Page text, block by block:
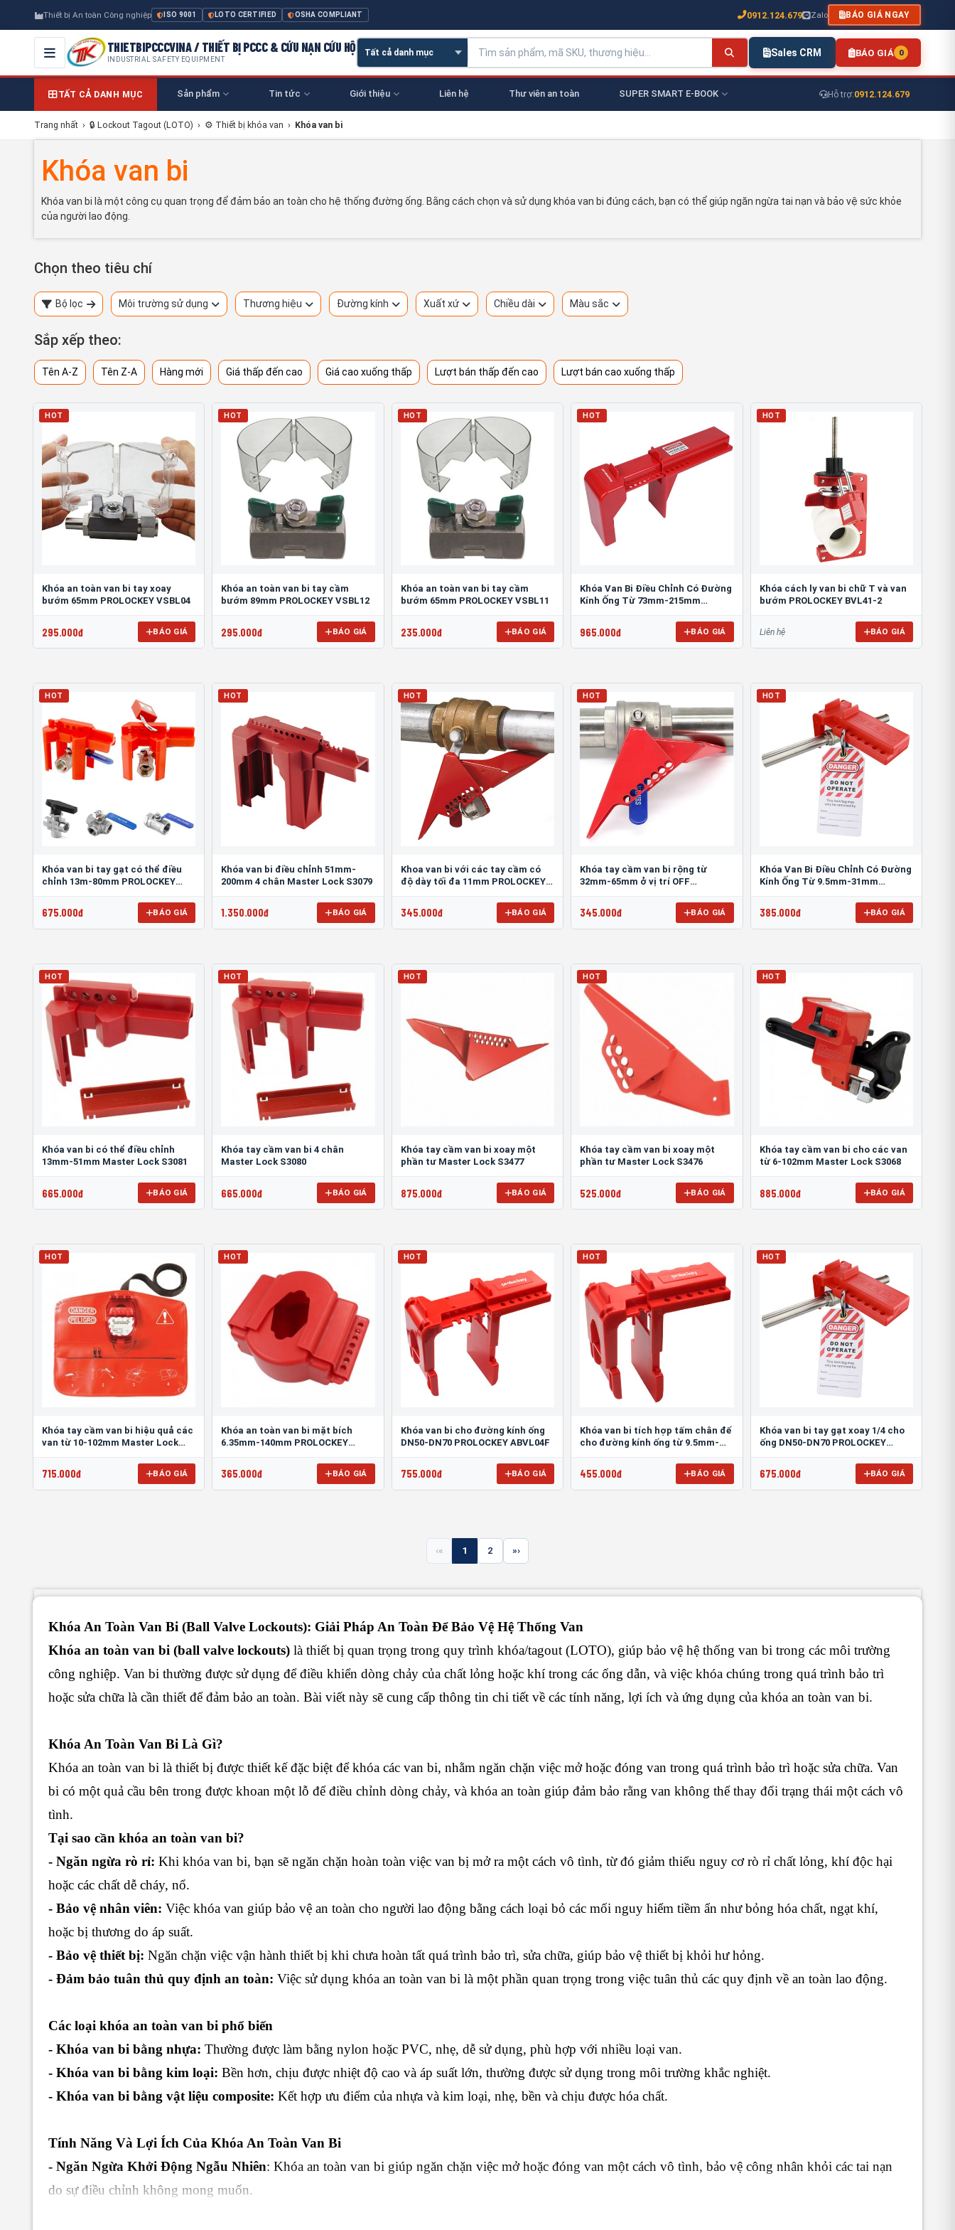
Thiết bị An toàn Công nghiệp ISO 9001 LOTO CERTIFIED OSHA COMPLIANT 0912.124.679 Zalo BÁO GIÁ NGAY
THIETBIPCCCVINA / THIẾT BỊ PCCC & CỨU NẠN CỨU HỘ
INDUSTRIAL SAFETY EQUIPMENT
Sales CRM BÁO GIÁ 0
TẤT CẢ DANH MỤC Sản phẩm Tin tức Giới thiệu Liên hệ Thư viên an toàn SUPER SMART E-BOOK Hỗ trợ:0912.124.679
Trang nhất › 🔒 Lockout Tagout (LOTO) › ⚙️ Thiết bị khóa van › Khóa van bi
Khóa van bi
Khóa van bi là một công cụ quan trọng để đảm bảo an toàn cho hệ thống đường ống. Bằng cách chọn và sử dụng khóa van bi đúng cách, bạn có thể giúp ngăn ngừa tai nạn và bảo vệ sức khỏe
của người lao động.
Chọn theo tiêu chí
Bộ lọc Môi trường sử dụng Thương hiệu Đường kính Xuất xứ Chiều dài Màu sắc
Sắp xếp theo:
Tên A-Z Tên Z-A Hàng mới Giá thấp đến cao Giá cao xuống thấp Lượt bán thấp đến cao Lượt bán cao xuống thấp
HOT
Khóa an toàn van bi tay xoay
bướm 65mm PROLOCKEY VSBL04
295.000đ BÁO GIÁ
HOT
Khóa an toàn van bi tay cầm
bướm 89mm PROLOCKEY VSBL12
295.000đ BÁO GIÁ
HOT
Khóa an toàn van bi tay cầm
bướm 65mm PROLOCKEY VSBL11
235.000đ BÁO GIÁ
HOT
Khóa Van Bi Điều Chỉnh Có Đường
Kính Ống Từ 73mm-215mm
965.000đ BÁO GIÁ
HOT
Khóa cách ly van bi chữ T và van
bướm PROLOCKEY BVL41-2
Liên hệ BÁO GIÁ
HOT
Khóa van bi tay gạt có thể điều
chỉnh 13m-80mm PROLOCKEY
675.000đ BÁO GIÁ
HOT
Khóa van bi điều chỉnh 51mm-
200mm 4 chân Master Lock S3079
1.350.000đ BÁO GIÁ
HOT
Khoa van bi với các tay cầm có
độ dày tối đa 11mm PROLOCKEY
345.000đ BÁO GIÁ
HOT
Khóa tay cầm van bi rộng từ
32mm-65mm ở vị trí OFF
345.000đ BÁO GIÁ
HOT
Khóa Van Bi Điều Chỉnh Có Đường
Kính Ống Từ 9.5mm-31mm
385.000đ BÁO GIÁ
HOT
Khóa van bi có thể điều chỉnh
13mm-51mm Master Lock S3081
665.000đ BÁO GIÁ
HOT
Khóa tay cầm van bi 4 chân
Master Lock S3080
665.000đ BÁO GIÁ
HOT
Khóa tay cầm van bi xoay một
phần tư Master Lock S3477
875.000đ BÁO GIÁ
HOT
Khóa tay cầm van bi xoay một
phần tư Master Lock S3476
525.000đ BÁO GIÁ
HOT
Khóa tay cầm van bi cho các van
từ 6-102mm Master Lock S3068
885.000đ BÁO GIÁ
HOT
Khóa tay cầm van bi hiệu quả các
van từ 10-102mm Master Lock
715.000đ BÁO GIÁ
HOT
Khóa an toàn van bi mặt bích
6.35mm-140mm PROLOCKEY
365.000đ BÁO GIÁ
HOT
Khóa van bi cho đường kính ống
DN50-DN70 PROLOCKEY ABVL04F
755.000đ BÁO GIÁ
HOT
Khóa van bi tích hợp tấm chân đế
cho đường kính ống từ 9.5mm-
455.000đ BÁO GIÁ
HOT
Khóa van bi tay gạt xoay 1/4 cho
ống DN50-DN70 PROLOCKEY
675.000đ BÁO GIÁ
« 1 2 »
Khóa An Toàn Van Bi (Ball Valve Lockouts): Giải Pháp An Toàn Để Bảo Vệ Hệ Thống Van
Khóa an toàn van bi (ball valve lockouts) là thiết bị quan trọng trong quy trình khóa/tagout (LOTO), giúp bảo vệ hệ thống van bi trong các môi trường
công nghiệp. Van bi thường được sử dụng để điều khiển dòng chảy của chất lỏng hoặc khí trong các ống dẫn, và việc khóa chúng trong quá trình bảo trì
hoặc sửa chữa là cần thiết để đảm bảo an toàn. Bài viết này sẽ cung cấp thông tin chi tiết về các tính năng, lợi ích và ứng dụng của khóa an toàn van bi.
Khóa An Toàn Van Bi Là Gì?
Khóa an toàn van bi là thiết bị được thiết kế đặc biệt để khóa các van bi, nhằm ngăn chặn việc mở hoặc đóng van trong quá trình bảo trì hoặc sửa chữa. Van
bi có một quả cầu bên trong được khoan một lỗ để điều chỉnh dòng chảy, và khóa an toàn giúp đảm bảo rằng van không thể thay đổi trạng thái một cách vô
tình.
Tại sao cần khóa an toàn van bi?
- Ngăn ngừa rò rỉ: Khi khóa van bi, bạn sẽ ngăn chặn hoàn toàn việc van bị mở ra một cách vô tình, từ đó giảm thiểu nguy cơ rò rỉ chất lỏng, khí độc hại
hoặc các chất dễ cháy, nổ.
- Bảo vệ nhân viên: Việc khóa van giúp bảo vệ an toàn cho người lao động bằng cách loại bỏ các mối nguy hiểm tiềm ẩn như bỏng hóa chất, ngạt khí,
hoặc bị thương do áp suất.
- Bảo vệ thiết bị: Ngăn chặn việc vận hành thiết bị khi chưa hoàn tất quá trình bảo trì, sửa chữa, giúp bảo vệ thiết bị khỏi hư hỏng.
- Đảm bảo tuân thủ quy định an toàn: Việc sử dụng khóa an toàn van bi là một phần quan trọng trong việc tuân thủ các quy định về an toàn lao động.
Các loại khóa an toàn van bi phổ biến
- Khóa van bi bằng nhựa: Thường được làm bằng nylon hoặc PVC, nhẹ, dễ sử dụng, phù hợp với nhiều loại van.
- Khóa van bi bằng kim loại: Bền hơn, chịu được nhiệt độ cao và áp suất lớn, thường được sử dụng trong môi trường khắc nghiệt.
- Khóa van bi bằng vật liệu composite: Kết hợp ưu điểm của nhựa và kim loại, nhẹ, bền và chịu được hóa chất.
Tính Năng Và Lợi Ích Của Khóa An Toàn Van Bi
- Ngăn Ngừa Khởi Động Ngẫu Nhiên: Khóa an toàn van bi giúp ngăn chặn việc mở hoặc đóng van một cách vô tình, bảo vệ công nhân khỏi các tai nạn
do sự điều chỉnh không mong muốn.